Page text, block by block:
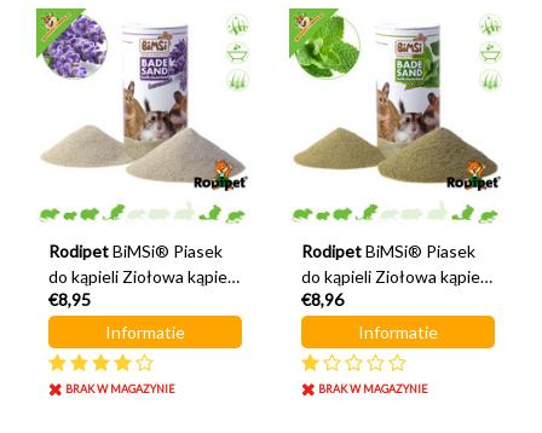
Rodipet BiMSi® Piasek
do kąpieli Ziołowa kąpiel
Lawenda 1 litr
€8,95
Informatie
BRAK W MAGAZYNIE
Rodipet BiMSi® Piasek
do kąpieli Ziołowa kąpiel
Melisa 1 litr
€8,96
Informatie
BRAK W MAGAZYNIE